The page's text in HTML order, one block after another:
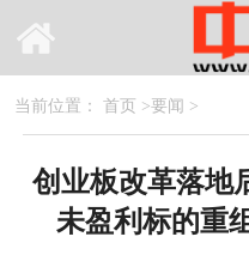
当前位置： 首页 >要闻 >
创业板改革落地
未盈利标的重